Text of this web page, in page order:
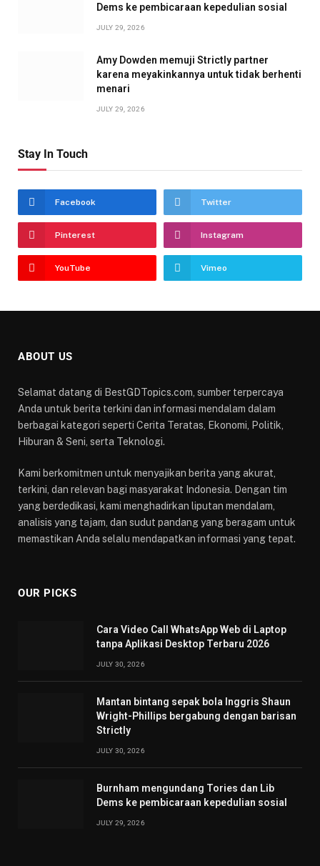
Dems ke pembicaraan kepedulian sosial
JULY 29, 2026
Amy Dowden memuji Strictly partner
karena meyakinkannya untuk tidak berhenti
menari
JULY 29, 2026
Stay In Touch
Facebook Twitter
Pinterest Instagram
YouTube Vimeo
ABOUT US
Selamat datang di BestGDTopics.com, sumber terpercaya
Anda untuk berita terkini dan informasi mendalam dalam
berbagai kategori seperti Cerita Teratas, Ekonomi, Politik,
Hiburan & Seni, serta Teknologi.
Kami berkomitmen untuk menyajikan berita yang akurat,
terkini, dan relevan bagi masyarakat Indonesia. Dengan tim
yang berdedikasi, kami menghadirkan liputan mendalam,
analisis yang tajam, dan sudut pandang yang beragam untuk
memastikan Anda selalu mendapatkan informasi yang tepat.
OUR PICKS
Cara Video Call WhatsApp Web di Laptop
tanpa Aplikasi Desktop Terbaru 2026
JULY 30, 2026
Mantan bintang sepak bola Inggris Shaun
Wright-Phillips bergabung dengan barisan
Strictly
JULY 30, 2026
Burnham mengundang Tories dan Lib
Dems ke pembicaraan kepedulian sosial
JULY 29, 2026